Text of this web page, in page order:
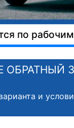
по
ОБРАТНЫЙ
и